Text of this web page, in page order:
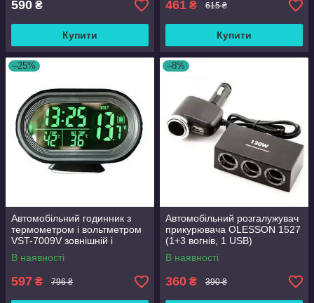
590 ₴
Купити
461 ₴ 615 ₴
Купити
–25%
Автомобільний годинник з
термометром і вольтметром
VST-7009V зовнішній і
внутрішній датчик Black
(3_01980)
В наявності
597 ₴ 796 ₴
–8%
Автомобільний розгалужувач
прикурювача OLESSON 1527
(1+3 вогнів, 1 USB)
В наявності
360 ₴ 390 ₴